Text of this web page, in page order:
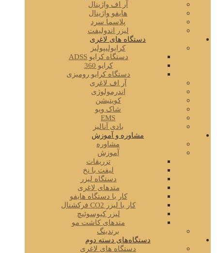
آر اف واژینال
هایفو واژینال
پلاسما سرد
لیزر اندولیفت
دستگاه های لاغری
کرایولیپولیز
دستگاه کرایو ADSS
کرایو 360
دستگاه کرایو رومیزی
آر اف لاغری
اندرمولوژی
کویتیشن
شاک ویو
EMS
بادی آنالیز
مشاوره و آموزش
مشاوره
آموزش
تزریقات
لیفت با نخ
دستگاه لیزر
متدهای لاغری
کار با دستگاه هایفو
کار با لیزر CO2 فرکشنال
لیزر کیوسوئیچ
متدهای کاشت مو
برندینگ
دستگاه‌های دسته دوم
دستگاه های لاغری